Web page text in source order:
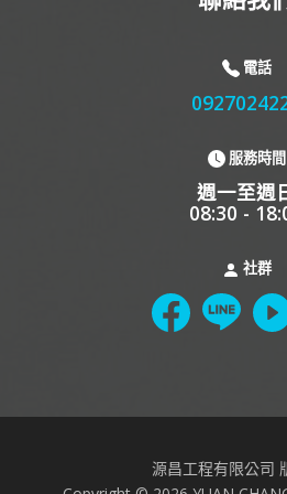
電話
服務時間
週一至週
08:30 -
社群
源昌工程有限公司